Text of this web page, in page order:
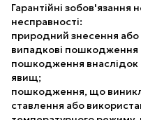
Гарантійні
несправності:
природний знесення або
випадкові пошкодження
пошкодження внаслідок
явищ;
пошкодження, що
ставлення або